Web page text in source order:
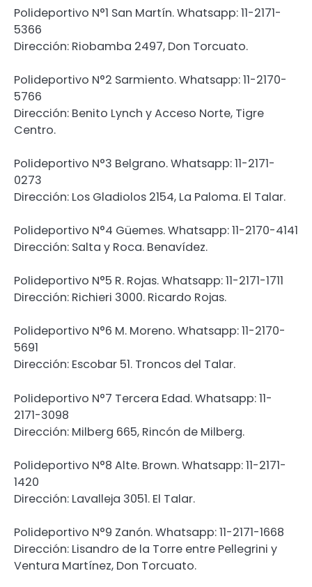
Polideportivo N°1 San Martín. Whatsapp: 11-2171-
5366
Dirección: Riobamba 2497, Don Torcuato.
Polideportivo N°2 Sarmiento. Whatsapp: 11-2170-
5766
Dirección: Benito Lynch y Acceso Norte, Tigre
Centro.
Polideportivo N°3 Belgrano. Whatsapp: 11-2171-
0273
Dirección: Los Gladiolos 2154, La Paloma. El Talar.
Polideportivo N°4 Güemes. Whatsapp: 11-2170-4141
Dirección: Salta y Roca. Benavídez.
Polideportivo N°5 R. Rojas. Whatsapp: 11-2171-1711
Dirección: Richieri 3000. Ricardo Rojas.
Polideportivo N°6 M. Moreno. Whatsapp: 11-2170-
5691
Dirección: Escobar 51. Troncos del Talar.
Polideportivo N°7 Tercera Edad. Whatsapp: 11-
2171-3098
Dirección: Milberg 665, Rincón de Milberg.
Polideportivo N°8 Alte. Brown. Whatsapp: 11-2171-
1420
Dirección: Lavalleja 3051. El Talar.
Polideportivo N°9 Zanón. Whatsapp: 11-2171-1668
Dirección: Lisandro de la Torre entre Pellegrini y
Ventura Martínez, Don Torcuato.